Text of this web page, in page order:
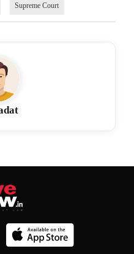
Supreme Court